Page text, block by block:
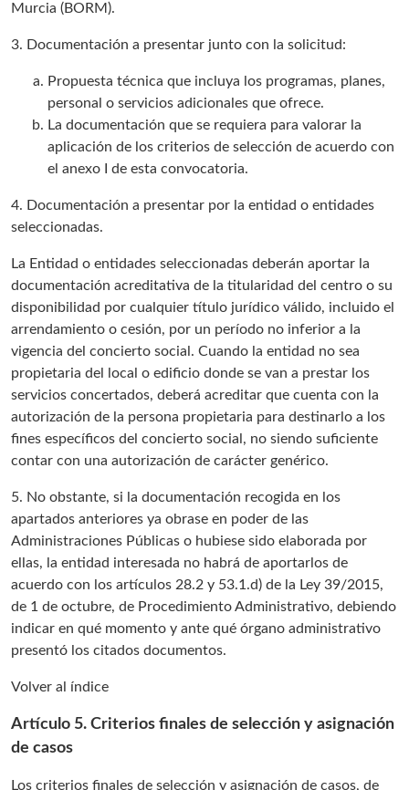
Murcia (BORM).
3. Documentación a presentar junto con la solicitud:
Propuesta técnica que incluya los programas, planes,
personal o servicios adicionales que ofrece.
La documentación que se requiera para valorar la
aplicación de los criterios de selección de acuerdo con
el anexo I de esta convocatoria.
4. Documentación a presentar por la entidad o entidades
seleccionadas.
La Entidad o entidades seleccionadas deberán aportar la
documentación acreditativa de la titularidad del centro o su
disponibilidad por cualquier título jurídico válido, incluido el
arrendamiento o cesión, por un período no inferior a la
vigencia del concierto social. Cuando la entidad no sea
propietaria del local o edificio donde se van a prestar los
servicios concertados, deberá acreditar que cuenta con la
autorización de la persona propietaria para destinarlo a los
fines específicos del concierto social, no siendo suficiente
contar con una autorización de carácter genérico.
5. No obstante, si la documentación recogida en los
apartados anteriores ya obrase en poder de las
Administraciones Públicas o hubiese sido elaborada por
ellas, la entidad interesada no habrá de aportarlos de
acuerdo con los artículos 28.2 y 53.1.d) de la Ley 39/2015,
de 1 de octubre, de Procedimiento Administrativo, debiendo
indicar en qué momento y ante qué órgano administrativo
presentó los citados documentos.
Volver al índice
Artículo 5. Criterios finales de selección y asignación
de casos
Los criterios finales de selección y asignación de casos, de